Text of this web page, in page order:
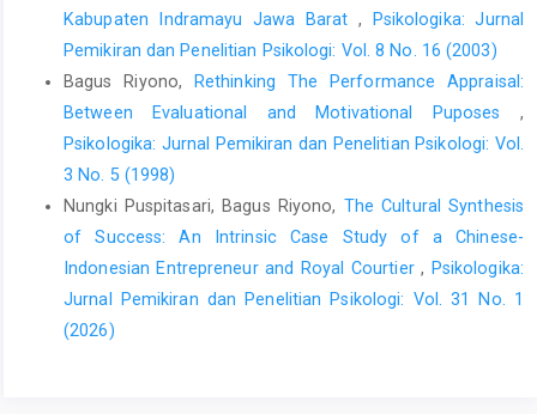
Kabupaten Indramayu Jawa Barat ,
Psikologika: Jurnal
Pemikiran dan Penelitian Psikologi: Vol. 8 No. 16 (2003)
Bagus Riyono,
Rethinking The Performance Appraisal:
Between Evaluational and Motivational Puposes ,
Psikologika: Jurnal Pemikiran dan Penelitian Psikologi: Vol.
3 No. 5 (1998)
Nungki Puspitasari, Bagus Riyono, The Cultural Synthesis
of Success: An Intrinsic Case Study of a Chinese-
Indonesian Entrepreneur and Royal Courtier, Psikologika:
Jurnal Pemikiran dan Penelitian Psikologi: Vol. 31 No. 1
(2026)